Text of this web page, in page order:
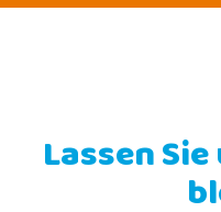
Lassen